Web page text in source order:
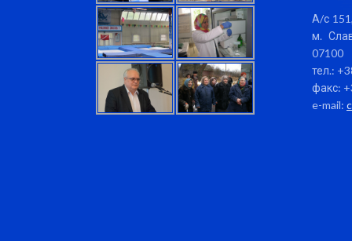
А/с 151,
м.
07100
тел.:
факс:
e-mail: